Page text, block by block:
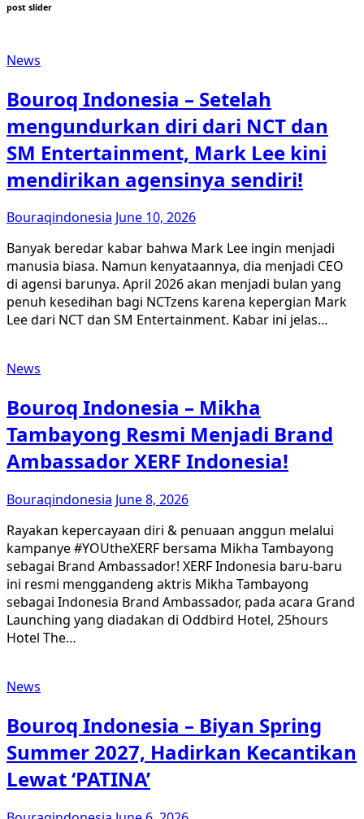
post slider
News
Bouroq Indonesia – Setelah
mengundurkan diri dari NCT dan
SM Entertainment, Mark Lee kini
mendirikan agensinya sendiri!
Bouraqindonesia June 10, 2026
Banyak beredar kabar bahwa Mark Lee ingin menjadi
manusia biasa. Namun kenyataannya, dia menjadi CEO
di agensi barunya. April 2026 akan menjadi bulan yang
penuh kesedihan bagi NCTzens karena kepergian Mark
Lee dari NCT dan SM Entertainment. Kabar ini jelas…
News
Bouroq Indonesia – Mikha
Tambayong Resmi Menjadi Brand
Ambassador XERF Indonesia!
Bouraqindonesia June 8, 2026
Rayakan kepercayaan diri & penuaan anggun melalui
kampanye #YOUtheXERF bersama Mikha Tambayong
sebagai Brand Ambassador! XERF Indonesia baru-baru
ini resmi menggandeng aktris Mikha Tambayong
sebagai Indonesia Brand Ambassador, pada acara Grand
Launching yang diadakan di Oddbird Hotel, 25hours
Hotel The…
News
Bouroq Indonesia – Biyan Spring
Summer 2027, Hadirkan Kecantikan
Lewat ‘PATINA’